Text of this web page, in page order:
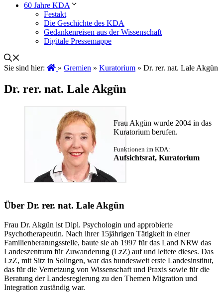
60 Jahre KDA
Festakt
Die Geschichte des KDA
Gedankenreisen aus der Wissenschaft
Digitale Pressemappe
Sie sind hier: » Gremien » Kuratorium » Dr. rer. nat. Lale Akgün
Dr. rer. nat. Lale Akgün
Frau Akgün wurde 2004 in das
Kuratorium berufen.
Funktionen im KDA:
Aufsichtsrat, Kuratorium
Über Dr. rer. nat. Lale Akgün
Frau Dr. Akgün ist Dipl. Psychologin und approbierte
Psychotherapeutin. Nach ihrer 15jährigen Tätigkeit in einer
Familienberatungsstelle, baute sie ab 1997 für das Land NRW das
Landeszentrum für Zuwanderung (LzZ) auf und leitete dieses. Das
LzZ, mit Sitz in Solingen, war das bundesweit erste Landesinstitut,
das für die Vernetzung von Wissenschaft und Praxis sowie für die
Beratung der Landesregierung zu den Themen Migration und
Integration zuständig war.